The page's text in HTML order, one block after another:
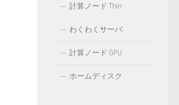
計算ノード Thin
わくわくサーバ
計算ノード GPU
ホームディスク